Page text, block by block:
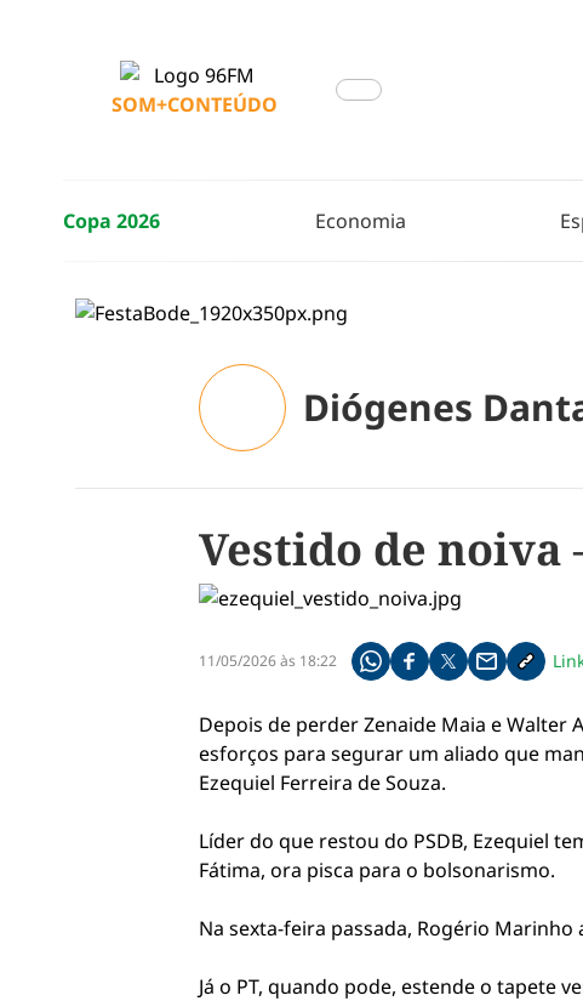
SOM+CONTEÚDO
Copa 2026 Economia
Diógenes
Vestido de
11/05/2026 às 18:22 Compartilhe pelo whatsapp
Compartilhar no
Compartilhar no
Compartilhe
Copiar
Depois de perder Zenaide Maia e Walter
esforços para segurar um aliado que
Ezequiel Ferreira de Souza.
Líder do que restou do PSDB, Ezequiel
Fátima, ora pisca para o bolsonarismo.
Na sexta-feira passada, Rogério
Já o PT, quando pode, estende o tapete